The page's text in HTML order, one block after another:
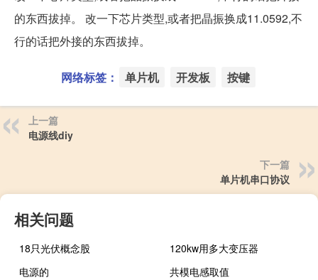
的东西拔掉。 改一下芯片类型,或者把晶振换成11.0592,不
行的话把外接的东西拔掉。
网络标签： 单片机 开发板 按键
上一篇
电源线diy
下一篇
单片机串口协议
相关问题
18只光伏概念股
120kw用多大变压器
电源的
共模电感取值